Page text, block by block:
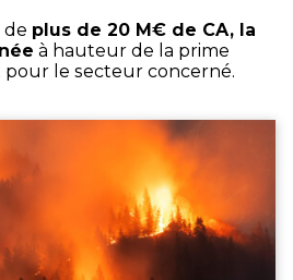
de plus de 20 M€ de CA, la
à hauteur de la prime
le secteur concerné.